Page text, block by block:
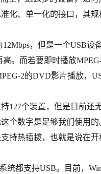
化、单一化的接口，其
，但是一个USB设
。而若要即时播放
2的DVD影片播放，
个装置，但是目前还
个数字是足够我们使用的
热插拔，也就是说在开
都支持USB。目前，